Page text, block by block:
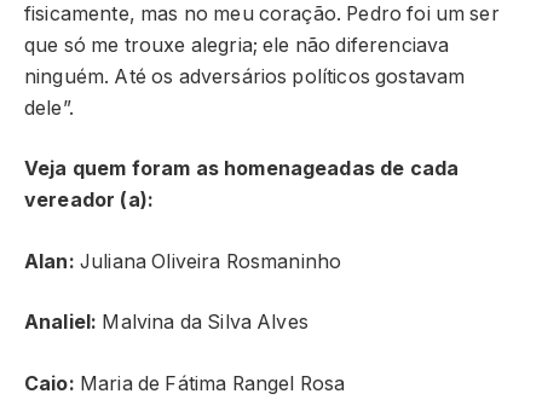
fisicamente, mas no meu coração. Pedro foi um ser
que só me trouxe alegria; ele não diferenciava
ninguém. Até os adversários políticos gostavam
dele”.
Veja quem foram as homenageadas de cada
vereador (a):
Alan: Juliana Oliveira Rosmaninho
Analiel: Malvina da Silva Alves
Caio: Maria de Fátima Rangel Rosa